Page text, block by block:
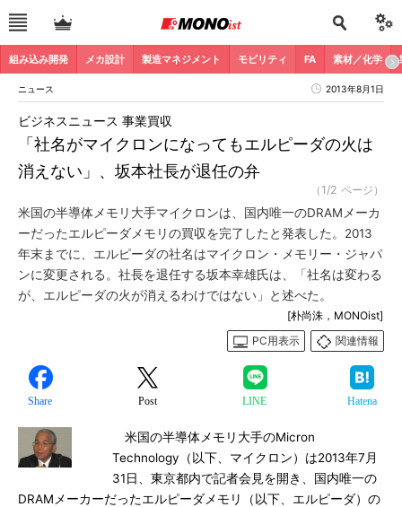
組み込み開発 メカ設計 製造マネジメント モビリティ FA 素材／化学
ニュース 2013年8月1日
「社名がマイクロンになってもエルピーダの火は
消えない」、坂本社長が退任の弁
ビジネスニュース 事業買収
（1/2 ページ）
米国の半導体メモリ大手マイクロンは、国内唯一のDRAMメーカ
ーだったエルピーダメモリの買収を完了したと発表した。2013
年末までに、エルピーダの社名はマイクロン・メモリー・ジャパ
ンに変更される。社長を退任する坂本幸雄氏は、「社名は変わる
が、エルピーダの火が消えるわけではない」と述べた。
[朴尚洙，MONOist]
PC用表示
関連情報
Share Post LINE Hatena
米国の半導体メモリ大手のMicron
Technology（以下、マイクロン）は2013年7月
31日、東京都内で記者会見を開き、国内唯一の
DRAMメーカーだったエルピーダメモリ（以下、エルピーダ）の